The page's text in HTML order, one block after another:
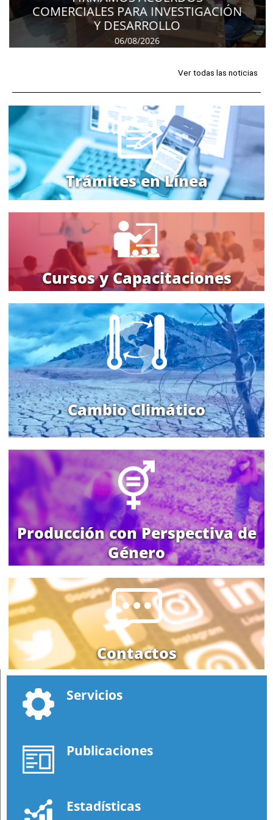
COMERCIALES PARA INVESTIGACIÓN
Y DESARROLLO
06/08/2026
Ver todas las noticias
Trámites en Línea
Cursos y Capacitaciones
Cambio Climático
Producción con Perspectiva de
Género
Contactos
Servicios
Publicaciones
Estadísticas